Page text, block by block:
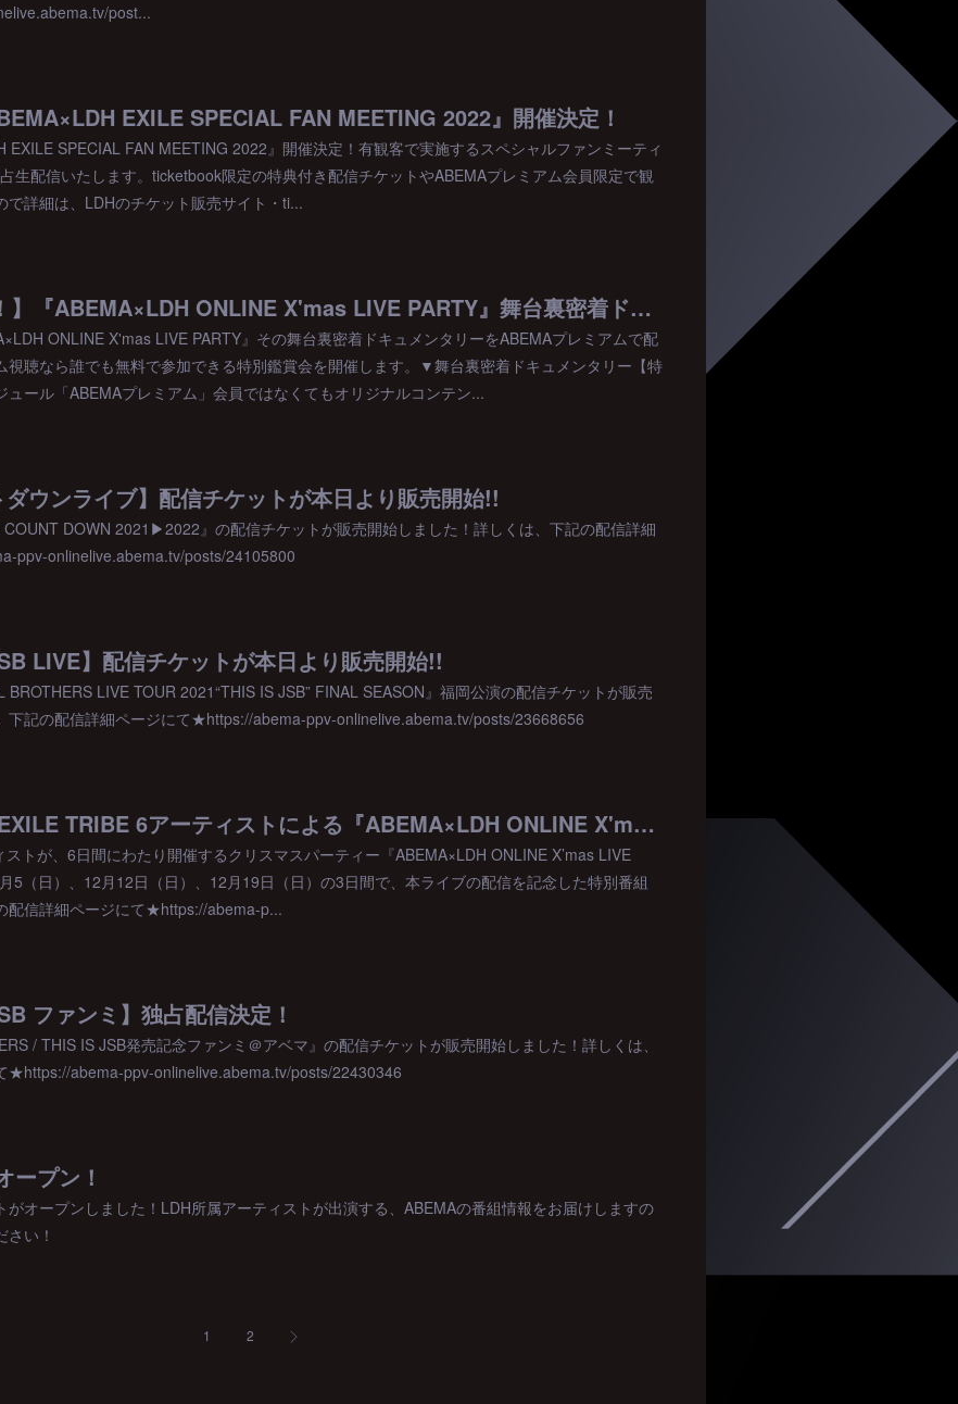
post...
EXILE SPECIAL FAN MEETING 2022』開催決定！
EXILE SPECIAL FAN MEETING 2022』開催決定！有観客で実施するスペシャルファンミーティ
生配信いたします。ticketbook限定の特典付き配信チケットやABEMAプレミアム会員限定で観
で詳細は、LDHのチケット販売サイト・ti...
【無料視聴会を開催！】『ABEMA×LDH ONLINE X'mas LIVE PARTY』舞台裏密着ドキュメンタリー
ONLINE X'mas LIVE PARTY』その舞台裏密着ドキュメンタリーをABEMAプレミアムで配
視聴なら誰でも無料で参加できる特別鑑賞会を開催します。▼舞台裏密着ドキュメンタリー【特
ュール「ABEMAプレミアム」会員ではなくてもオリジナルコンテン...
ダウンライブ】配信チケットが本日より販売開始!!
DOWN 2021▶︎2022』の配信チケットが販売開始しました！詳しくは、下記の配信詳細
ppv-onlinelive.abema.tv/posts/24105800
LIVE】配信チケットが本日より販売開始!!
LIVE TOUR 2021“THIS IS JSB” FINAL SEASON』福岡公演の配信チケットが販売
下記の配信詳細ページにて★https://abema-ppv-onlinelive.abema.tv/posts/23668656
【12月7日(火)開幕】EXILE TRIBE 6アーティストによる『ABEMA×LDH ONLINE X'mas LIVE PARTY』独占生配信決定!!
トが、6日間にわたり開催するクリスマスパーティー『ABEMA×LDH ONLINE X’mas LIVE
5（日）、12月12日（日）、12月19日（日）の3日間で、本ライブの配信を記念した特別番組
配信詳細ページにて★https://abema-p...
ファンミ】独占配信決定！
/ THIS IS JSB発売記念ファンミ＠アベマ』の配信チケットが販売開始しました！詳しくは、
★https://abema-ppv-onlinelive.abema.tv/posts/22430346
ープン！
がオープンしました！LDH所属アーティストが出演する、ABEMAの番組情報をお届けしますの
い！
1 2